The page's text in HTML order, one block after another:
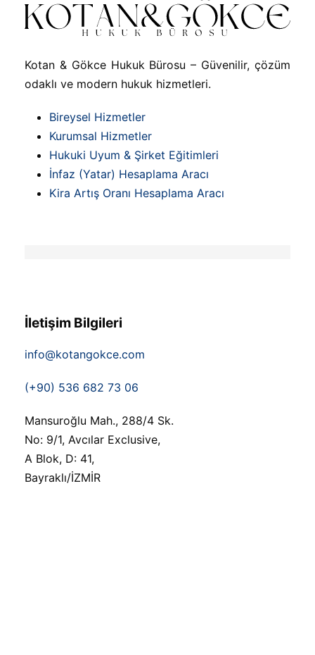
Kotan & Gökce Hukuk Bürosu – Güvenilir, çözüm
odaklı ve modern hukuk hizmetleri.
Bireysel Hizmetler
Kurumsal Hizmetler
Hukuki Uyum & Şirket Eğitimleri
İnfaz (Yatar) Hesaplama Aracı
Kira Artış Oranı Hesaplama Aracı
İletişim Bilgileri
info@kotangokce.com
(+90) 536 682 73 06
Mansuroğlu Mah., 288/4 Sk.
No: 9/1, Avcılar Exclusive,
A Blok, D: 41,
Bayraklı/İZMİR